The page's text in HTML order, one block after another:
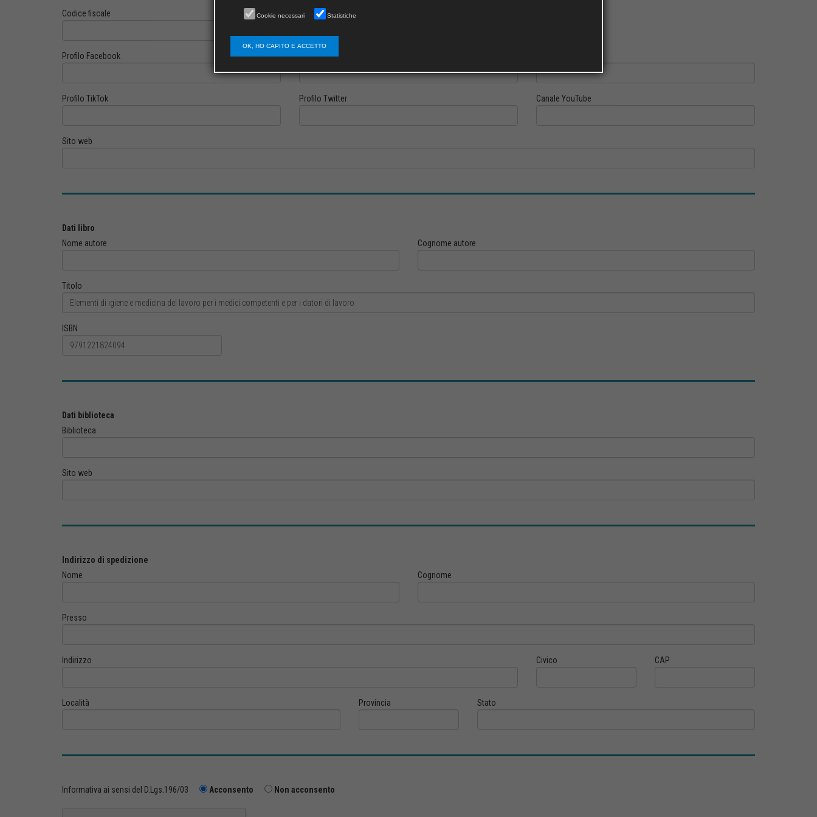
Codice fiscale
Profilo Facebook Profilo Instagram
Profilo TikTok Profilo Twitter Canale YouTube
Sito web
Dati libro
Nome autore
Cognome autore
Titolo
ISBN
Dati biblioteca
Biblioteca
Sito web
Indirizzo di spedizione
Nome
Cognome
Presso
Indirizzo Civico CAP
Località Provincia Stato
Informativa ai sensi del D.Lgs.196/03 Acconsento Non acconsento
Cookie necessari Statistiche
OK, HO CAPITO E ACCETTO